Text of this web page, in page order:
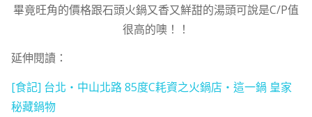
畢竟旺角的價格跟石頭火鍋又香又鮮甜的湯頭可說是C/P值
很高的噢！！
延伸閱讀：
[食記] 台北‧中山北路 85度C耗資之火鍋店‧這一鍋 皇家
秘藏鍋物